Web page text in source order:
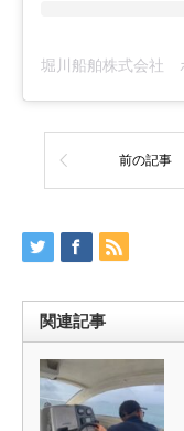
前の記事
関連記事